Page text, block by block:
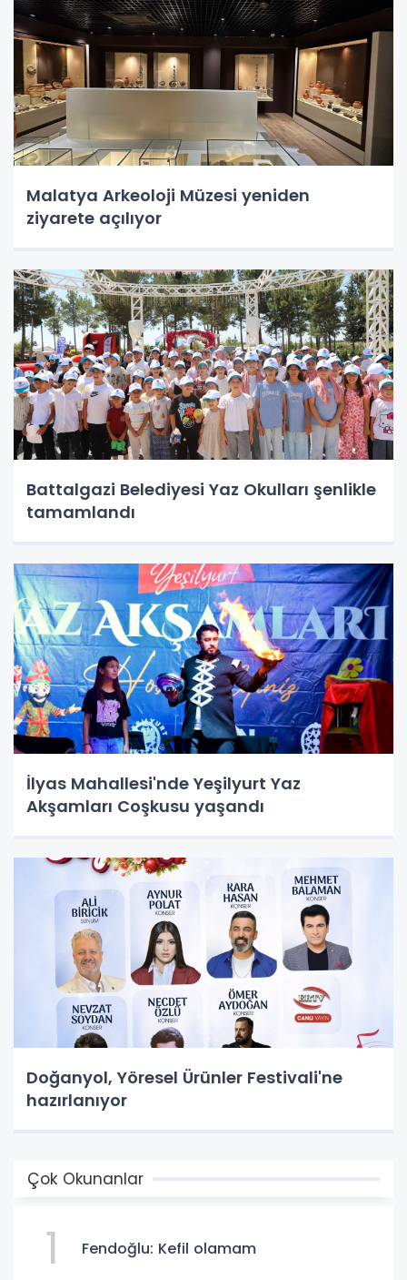
Malatya Arkeoloji Müzesi yeniden
ziyarete açılıyor
Battalgazi Belediyesi Yaz Okulları şenlikle
tamamlandı
İlyas Mahallesi'nde Yeşilyurt Yaz
Akşamları Coşkusu yaşandı
Doğanyol, Yöresel Ürünler Festivali'ne
hazırlanıyor
Çok Okunanlar
1 Fendoğlu: Kefil olamam